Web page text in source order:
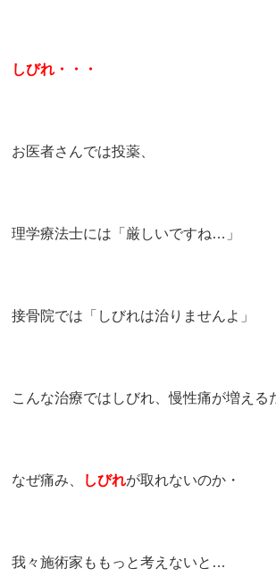
しびれ・・・
お医者さんでは投薬、
理学療法士には「厳しいですね…」
接骨院では「しびれは治りませんよ」
こんな治療ではしびれ、慢性痛が増える
なぜ痛み、 しびれが取れないのか・
我々施術家ももっと考えないと…